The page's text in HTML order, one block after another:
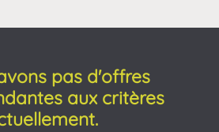
pas d'offres
aux critères